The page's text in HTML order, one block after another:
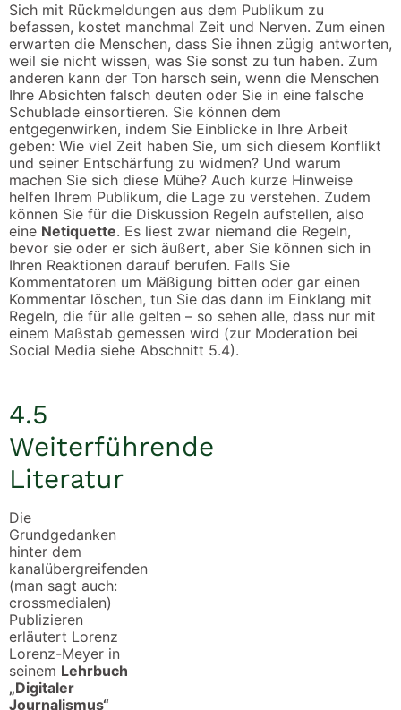
Sich mit Rückmeldungen aus dem Publikum zu
befassen, kostet manchmal Zeit und Nerven. Zum einen
erwarten die Menschen, dass Sie ihnen zügig antworten,
weil sie nicht wissen, was Sie sonst zu tun haben. Zum
anderen kann der Ton harsch sein, wenn die Menschen
Ihre Absichten falsch deuten oder Sie in eine falsche
Schublade einsortieren. Sie können dem
entgegenwirken, indem Sie Einblicke in Ihre Arbeit
geben: Wie viel Zeit haben Sie, um sich diesem Konflikt
und seiner Entschärfung zu widmen? Und warum
machen Sie sich diese Mühe? Auch kurze Hinweise
helfen Ihrem Publikum, die Lage zu verstehen. Zudem
können Sie für die Diskussion Regeln aufstellen, also
eine Netiquette. Es liest zwar niemand die Regeln,
bevor sie oder er sich äußert, aber Sie können sich in
Ihren Reaktionen darauf berufen. Falls Sie
Kommentatoren um Mäßigung bitten oder gar einen
Kommentar löschen, tun Sie das dann im Einklang mit
Regeln, die für alle gelten – so sehen alle, dass nur mit
einem Maßstab gemessen wird (zur Moderation bei
Social Media siehe Abschnitt 5.4).
4.5
Weiterführende
Literatur
Die
Grundgedanken
hinter dem
kanalübergreifenden
(man sagt auch:
crossmedialen)
Publizieren
erläutert Lorenz
Lorenz-Meyer in
seinem Lehrbuch
„Digitaler
Journalismus“